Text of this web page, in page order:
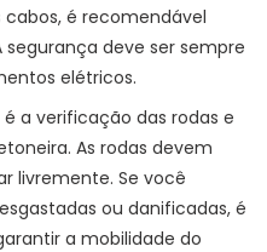
é recomendável
deve ser sempre
elétricos.
a verificação das rodas e
As rodas devem
livremente. Se você
ou danificadas, é
a mobilidade do